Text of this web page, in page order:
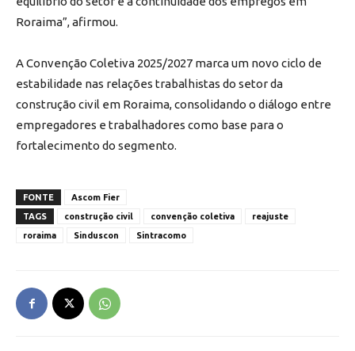
Roraima”, afirmou.
A Convenção Coletiva 2025/2027 marca um novo ciclo de
estabilidade nas relações trabalhistas do setor da
construção civil em Roraima, consolidando o diálogo entre
empregadores e trabalhadores como base para o
fortalecimento do segmento.
FONTE
Ascom Fier
TAGS
construção civil convenção coletiva
reajuste
roraima
Sinduscon Sintracomo